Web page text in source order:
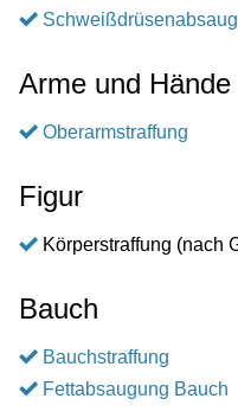
Arme und Hände
Oberarmstraffung
Figur
Körperstraffung (nach
Bauch
Bauchstraffung
Fettabsaugung Bauch